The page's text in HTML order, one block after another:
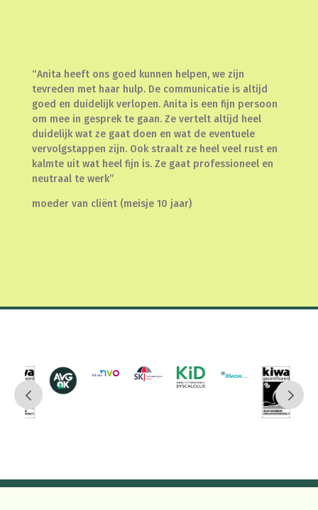
“Anita heeft ons goed kunnen helpen, we zijn
tevreden met haar hulp. De communicatie is altijd
goed en duidelijk verlopen. Anita is een fijn persoon
om mee in gesprek te gaan. Ze vertelt altijd heel
duidelijk wat ze gaat doen en wat de eventuele
vervolgstappen zijn. Ook straalt ze heel veel rust en
kalmte uit wat heel fijn is. Ze gaat professioneel en
neutraal te werk”
moeder van cliënt (meisje 10 jaar)